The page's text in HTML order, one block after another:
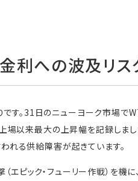
利への波及リス
す。31日のニューヨーク市場で
以来最大の上昇幅を記録しまし
れる供給障害が起きています。
エピック・フューリー作戦）を